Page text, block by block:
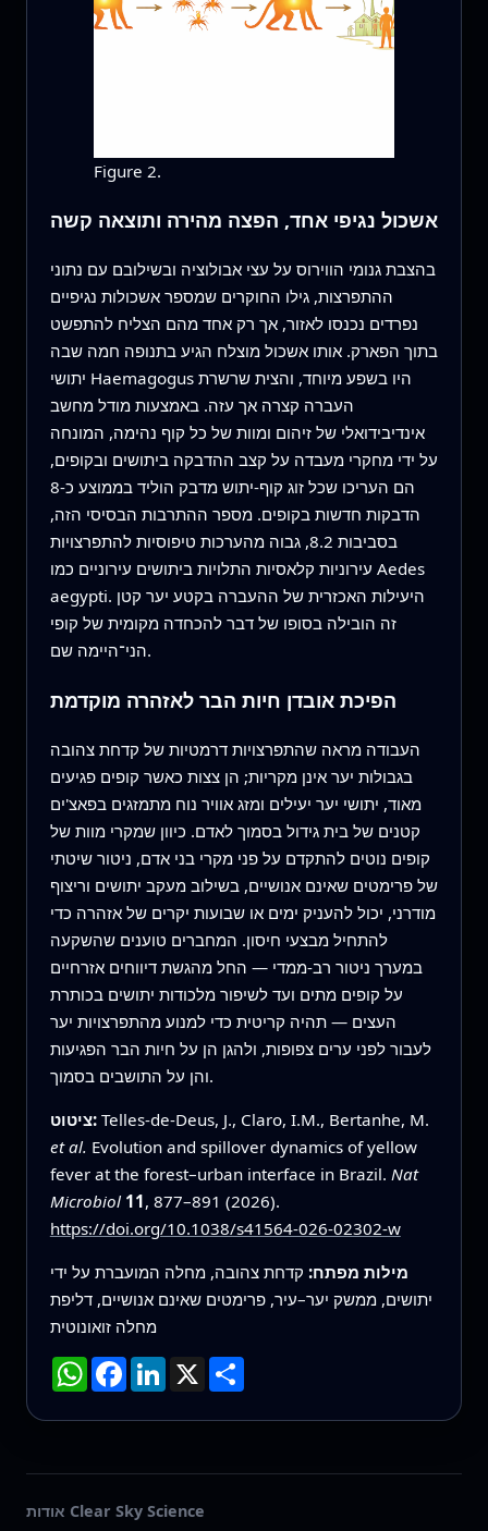
Figure 2.
אשכול נגיפי אחד, הפצה מהירה ותוצאה קשה
בהצבת גנומי הווירוס על עצי אבולוציה ובשילובם עם נתוני
ההתפרצות, גילו החוקרים שמספר אשכולות נגיפיים
נפרדים נכנסו לאזור, אך רק אחד מהם הצליח להתפשט
בתוך הפארק. אותו אשכול מוצלח הגיע בתנופה חמה שבה
יתושי Haemagogus היו בשפע מיוחד, והצית שרשרת
העברה קצרה אך עזה. באמצעות מודל מחשב
אינדיבידואלי של זיהום ומוות של כל קוף נהימה, המונחה
על ידי מחקרי מעבדה על קצב ההדבקה ביתושים ובקופים,
הם העריכו שכל זוג קוף‑יתוש מדבק הוליד בממוצע כ‑8
הדבקות חדשות בקופים. מספר ההתרבות הבסיסי הזה,
בסביבות 8.2, גבוה מהערכות טיפוסיות להתפרצויות
עירוניות קלאסיות התלויות ביתושים עירוניים כמו Aedes
aegypti. היעילות האכזרית של ההעברה בקטע יער קטן
זה הובילה בסופו של דבר להכחדה מקומית של קופי
הני־היימה שם.
הפיכת אובדן חיות הבר לאזהרה מוקדמת
העבודה מראה שהתפרצויות דרמטיות של קדחת צהובה
בגבולות יער אינן מקריות; הן צצות כאשר קופים פגיעים
מאוד, יתושי יער יעילים ומזג אוויר נוח מתמזגים בפאצ'ים
קטנים של בית גידול בסמוך לאדם. כיוון שמקרי מוות של
קופים נוטים להתקדם על פני מקרי בני אדם, ניטור שיטתי
של פרימטים שאינם אנושיים, בשילוב מעקב יתושים וריצוף
מודרני, יכול להעניק ימים או שבועות יקרים של אזהרה כדי
להתחיל מבצעי חיסון. המחברים טוענים שהשקעה
במערך ניטור רב‑ממדי — החל מהגשת דיווחים אזרחיים
על קופים מתים ועד לשיפור מלכודות יתושים בכותרת
העצים — תהיה קריטית כדי למנוע מהתפרצויות יער
לעבור לפני ערים צפופות, ולהגן הן על חיות הבר הפגיעות
והן על התושבים בסמוך.
ציטוט: Telles-de-Deus, J., Claro, I.M., Bertanhe, M.
et al. Evolution and spillover dynamics of yellow
fever at the forest–urban interface in Brazil. Nat
Microbiol 11, 877–891 (2026).
https://doi.org/10.1038/s41564-026-02302-w
מילות מפתח: קדחת צהובה, מחלה המועברת על ידי
יתושים, ממשק יער–עיר, פרימטים שאינם אנושיים, דליפת
מחלה זואונוטית
WhatsApp
Facebook
LinkedIn
X שתף
אודות Clear Sky Science